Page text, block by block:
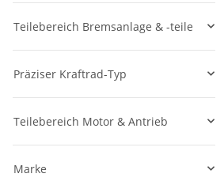
Teilebereich Bremsanlage & -teile
Präziser Kraftrad-Typ
Teilebereich Motor & Antrieb
Marke